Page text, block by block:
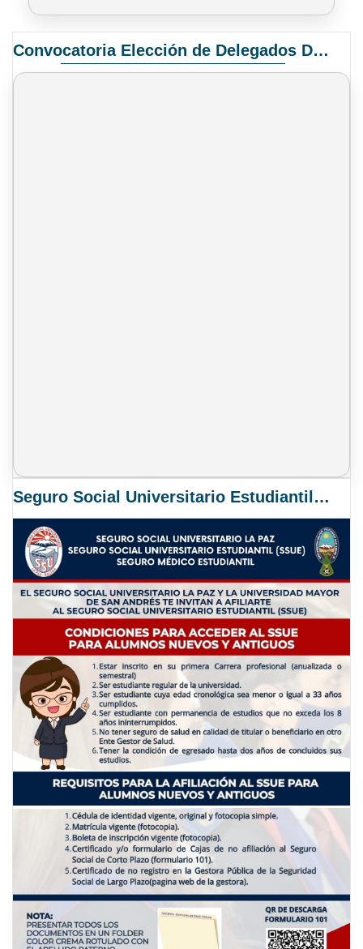
Convocatoria Elección de Delegados Docentes para el XIV Congreso Nacional de Universidades
Seguro Social Universitario Estudiantil SSUE